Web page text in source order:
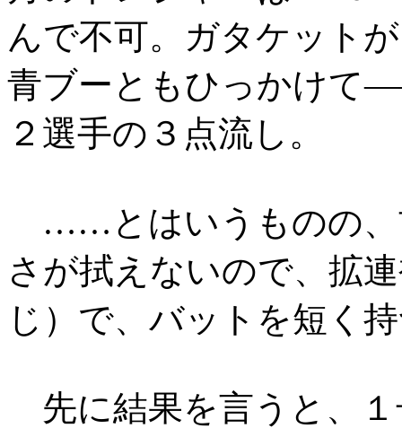
んで不可。ガタケット
青ブーともひっかけて
２選手の３点流し。
……とはいうものの、
さが拭えないので、拡
じ）で、バットを短く
先に結果を言うと、１